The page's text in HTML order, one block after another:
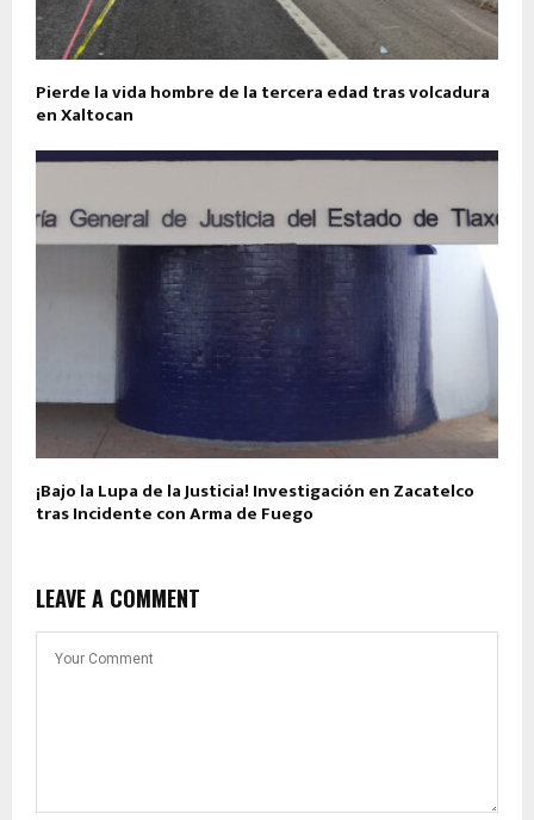
Pierde la vida hombre de la tercera edad tras volcadura
en Xaltocan
¡Bajo la Lupa de la Justicia! Investigación en Zacatelco
tras Incidente con Arma de Fuego
LEAVE A COMMENT